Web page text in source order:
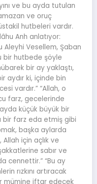
ve bu ayda tutulan
ve oruç
hutbeleri vardır.
Anh anlatıyor:
Aleyhi Vesellem, Şaban
bir hutbede şöyle
bir ay yaklaştı,
aydır ki, içinde bin
vardır.” “Allah, o
farz, gecelerinde
ayda küçük büyük bir
bir farz eda etmiş gibi
başka aylarda
için açlık ve
sabır ve
cennettir.” “Bu ay
rızkını artıracak
mümine iftar edecek